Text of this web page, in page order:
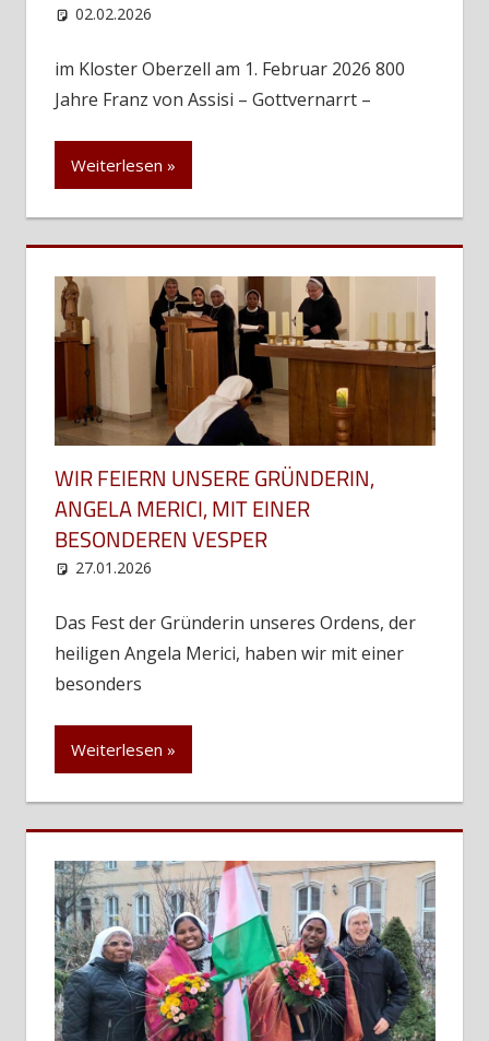
02.02.2026
im Kloster Oberzell am 1. Februar 2026 800
Jahre Franz von Assisi – Gottvernarrt –
Weiterlesen
WIR FEIERN UNSERE GRÜNDERIN,
ANGELA MERICI, MIT EINER
BESONDEREN VESPER
27.01.2026
Das Fest der Gründerin unseres Ordens, der
heiligen Angela Merici, haben wir mit einer
besonders
Weiterlesen